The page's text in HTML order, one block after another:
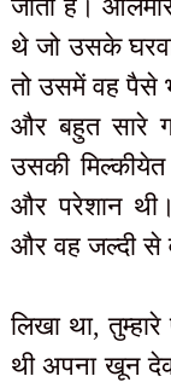
जाती है।
थे जो उसके
तो उसमें वह पैसे
और बहुत सारे
उसकी
और परेशान
और वह जल्दी से
लिखा था,
थी अपना खून